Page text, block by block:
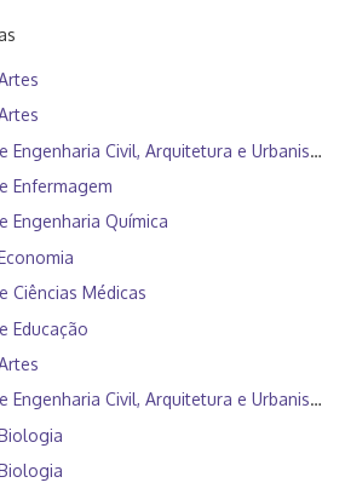
Engenharia Civil, Arquitetura e Urbanismo
Enfermagem
Engenharia Química
Ciências Médicas
Educação
Engenharia Civil, Arquitetura e Urbanismo